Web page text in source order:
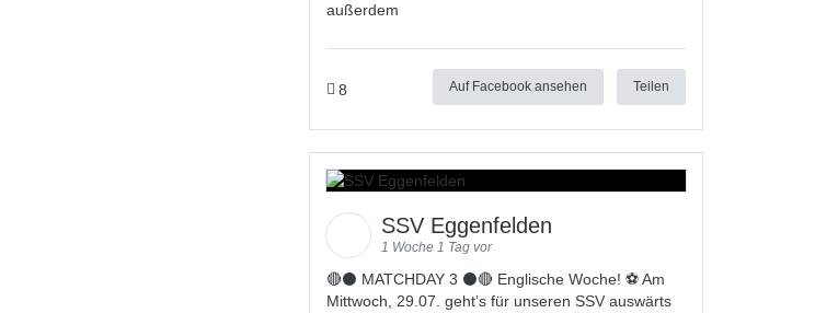
außerdem
8 Auf Facebook ansehen Teilen
SSV Eggenfelden
1 Woche 1 Tag vor
🔴⚫️ MATCHDAY 3 ⚫️🔴 Englische Woche! ⚽ Am
Mittwoch, 29.07. geht’s für unseren SSV auswärts